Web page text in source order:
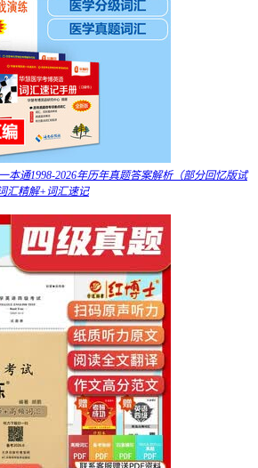
本通1998-2026年历年真题答案解析（部分回忆版试
汇精解+词汇速记